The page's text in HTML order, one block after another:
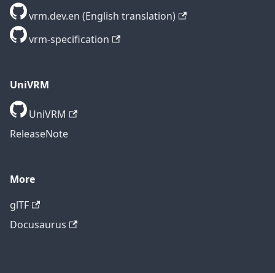
vrm.dev.en (English translation)
vrm-specification
UniVRM
UniVRM
ReleaseNote
More
glTF
Docusaurus